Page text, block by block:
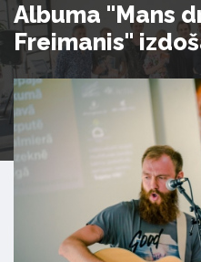
Albuma "Mans
Freimanis"